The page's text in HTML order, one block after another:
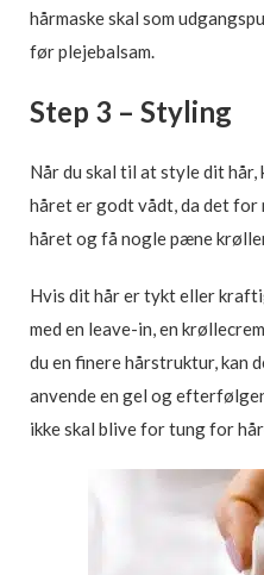
hårmaske skal som
før plejebalsam.
Step 3 – Styling
Når du skal til at style dit
håret er godt vådt, da det for
håret og få nogle pæne
Hvis dit hår er tykt eller
med en leave-in, en
du en finere hårstruktur, kan
anvende en gel og
ikke skal blive for tung for